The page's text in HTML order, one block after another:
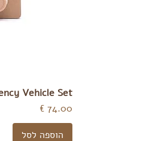
Vehicle Set
מחיר
הוספה לסל